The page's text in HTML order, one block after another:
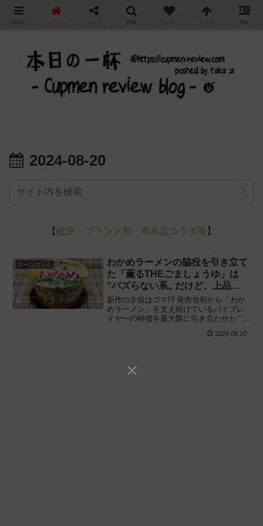
カップ麺の新商品をレビュー / アレンジするブログ
2024-08-20
【総評・ブランド別・有名店コラボ等 】
エースコック
わかめラーメンの脇役を引き立て
た「薫るTHEごましょうゆ」は
“バズらない系„ だけど、上品さ
に華がある。
新作の主役はゴマ!? 発売当初から「わか
めラーメン」を支え続けているバイプレ
イヤーの特徴を最大限に引き立たせた “薫
かめラーメン 薫るTHEごましょうゆ」を
2024.08.20
MENU ホーム シェア 検索 フォロー トップ 情報